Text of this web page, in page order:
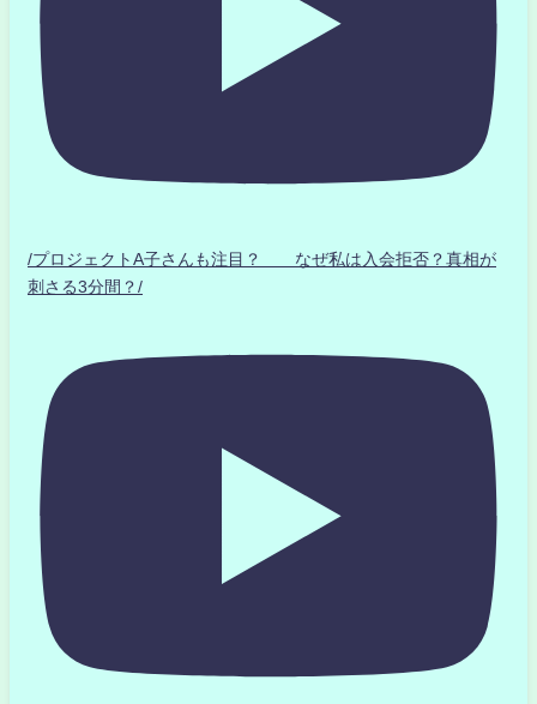
/プロジェクトA子さんも注目？ なぜ私は入会拒否？真相が
刺さる3分間？/